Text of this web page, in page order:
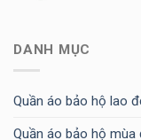
DANH MỤC
Quần áo bảo hộ lao
Quần áo bảo hộ mùa